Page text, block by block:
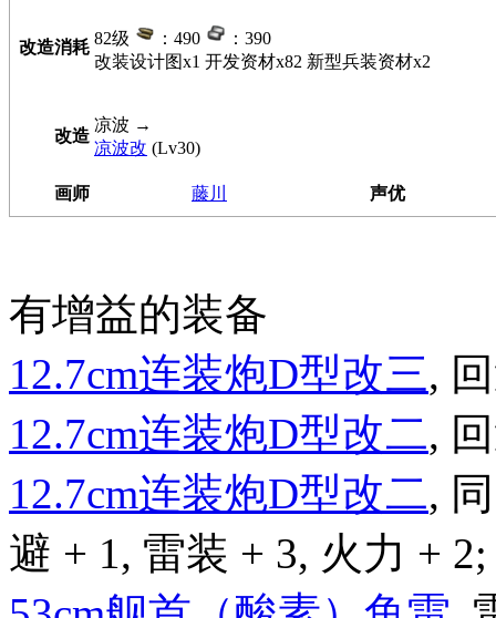
改造消耗 82级 ：490
：390
改装设计图x1 开发资材x82 新型兵装资材x2
改造
凉波 →
凉波改 (Lv30)
画师 藤川 声优
有增益的装备
12.7cm连装炮D型改三,
12.7cm连装炮D型改二,
12.7cm连装炮D型改二,
避 + 1, 雷装 + 3, 火力 + 2;